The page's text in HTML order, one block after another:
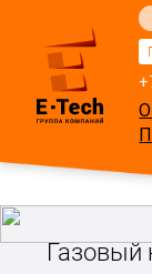
Газовый